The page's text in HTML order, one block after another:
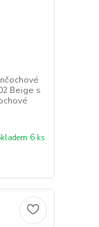
Beige s
6 ks